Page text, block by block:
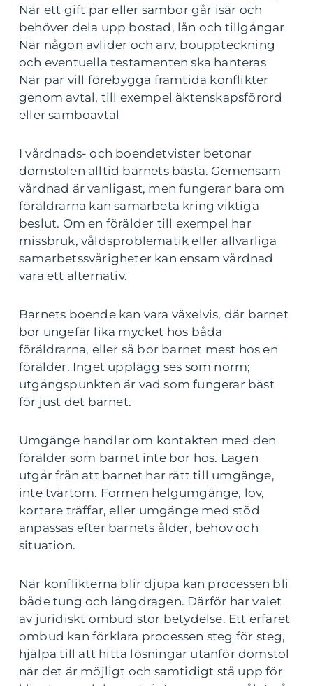
När ett gift par eller sambor går isär och
behöver dela upp bostad, lån och tillgångar
När någon avlider och arv, bouppteckning
och eventuella testamenten ska hanteras
När par vill förebygga framtida konflikter
genom avtal, till exempel äktenskapsförord
eller samboavtal
I vårdnads- och boendetvister betonar
domstolen alltid barnets bästa. Gemensam
vårdnad är vanligast, men fungerar bara om
föräldrarna kan samarbeta kring viktiga
beslut. Om en förälder till exempel har
missbruk, våldsproblematik eller allvarliga
samarbetssvårigheter kan ensam vårdnad
vara ett alternativ.
Barnets boende kan vara växelvis, där barnet
bor ungefär lika mycket hos båda
föräldrarna, eller så bor barnet mest hos en
förälder. Inget upplägg ses som norm;
utgångspunkten är vad som fungerar bäst
för just det barnet.
Umgänge handlar om kontakten med den
förälder som barnet inte bor hos. Lagen
utgår från att barnet har rätt till umgänge,
inte tvärtom. Formen helgumgänge, lov,
kortare träffar, eller umgänge med stöd
anpassas efter barnets ålder, behov och
situation.
När konflikterna blir djupa kan processen bli
både tung och långdragen. Därför har valet
av juridiskt ombud stor betydelse. Ett erfaret
ombud kan förklara processen steg för steg,
hjälpa till att hitta lösningar utanför domstol
när det är möjligt och samtidigt stå upp för